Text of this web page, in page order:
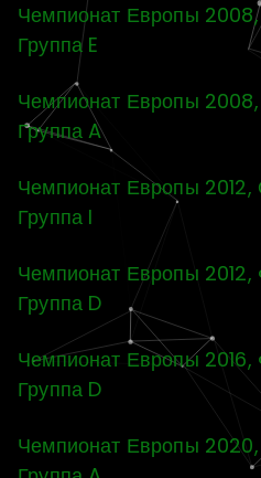
Чемпионат Европы
Группа E
Чемпионат Европы 2008,
Группа A
Чемпионат Европы 2012,
Группа I
Чемпионат Европы 2012,
Группа D
Чемпионат Европы 2016,
Группа D
Чемпионат Европы